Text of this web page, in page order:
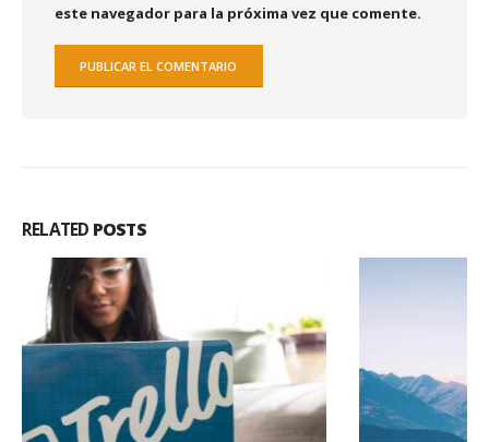
este navegador para la próxima vez que comente.
RELATED POSTS